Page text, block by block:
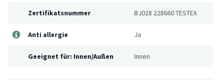
Zertifikatsnummer BJ028 228660 TESTEX
Anti allergie Ja
Geeignet für: Innen/Außen Innen